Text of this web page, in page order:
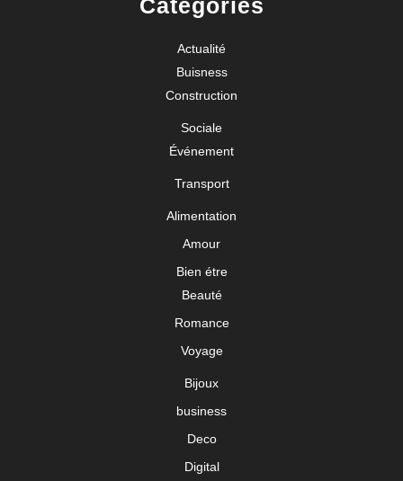
Categories
Actualité
Buisness
Construction
Sociale
Événement
Transport
Alimentation
Amour
Bien étre
Beauté
Romance
Voyage
Bijoux
business
Deco
Digital